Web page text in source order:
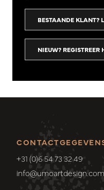
BESTAANDE KLANT?
NIEUW? REGISTREER
+31 (0)6 54 73 32 49
info@umoartdesign.com